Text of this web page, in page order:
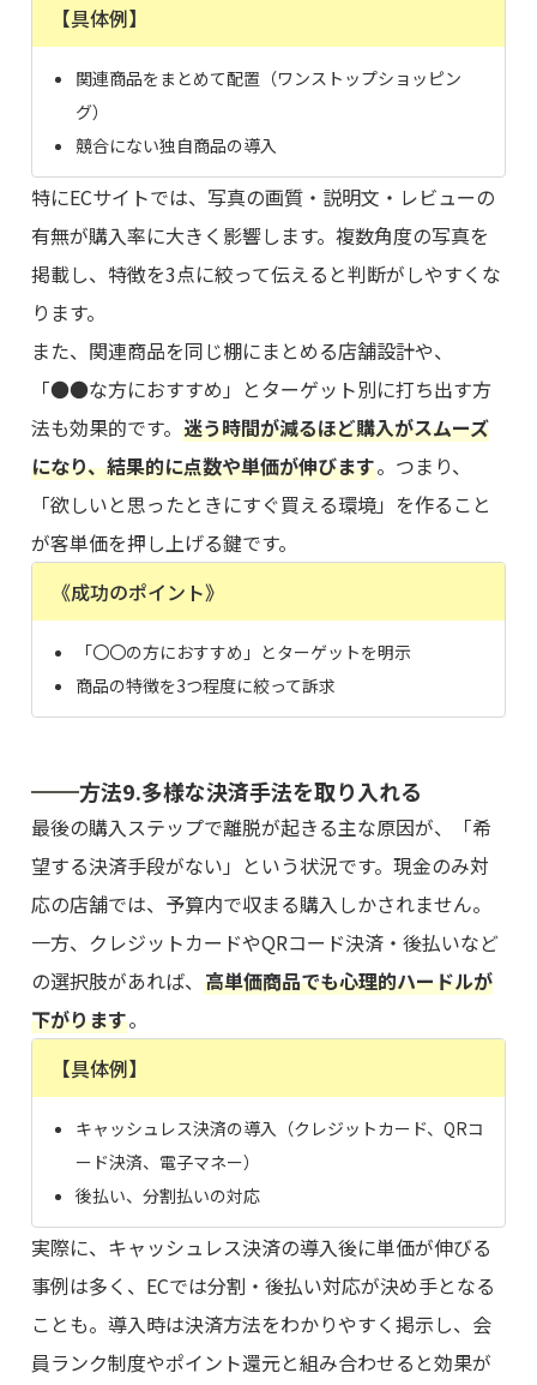
【具体例】
関連商品をまとめて配置（ワンストップショッピン
グ）
競合にない独自商品の導入
特にECサイトでは、写真の画質・説明文・レビューの
有無が購入率に大きく影響します。複数角度の写真を
掲載し、特徴を3点に絞って伝えると判断がしやすくな
ります。
また、関連商品を同じ棚にまとめる店舗設計や、
「●●な方におすすめ」とターゲット別に打ち出す方
法も効果的です。迷う時間が減るほど購入がスムーズ
になり、結果的に点数や単価が伸びます。つまり、
「欲しいと思ったときにすぐ買える環境」を作ること
が客単価を押し上げる鍵です。
《成功のポイント》
「〇〇の方におすすめ」とターゲットを明示
商品の特徴を3つ程度に絞って訴求
方法9.多様な決済手法を取り入れる
最後の購入ステップで離脱が起きる主な原因が、「希
望する決済手段がない」という状況です。現金のみ対
応の店舗では、予算内で収まる購入しかされません。
一方、クレジットカードやQRコード決済・後払いなど
の選択肢があれば、高単価商品でも心理的ハードルが
下がります。
【具体例】
キャッシュレス決済の導入（クレジットカード、QRコ
ード決済、電子マネー）
後払い、分割払いの対応
実際に、キャッシュレス決済の導入後に単価が伸びる
事例は多く、ECでは分割・後払い対応が決め手となる
ことも。導入時は決済方法をわかりやすく掲示し、会
員ランク制度やポイント還元と組み合わせると効果が